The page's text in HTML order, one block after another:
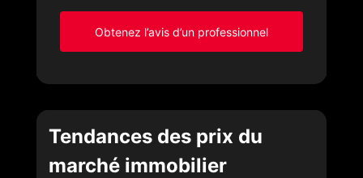
Obtenez l’avis d’un professionnel
Tendances des prix du
marché immobilier